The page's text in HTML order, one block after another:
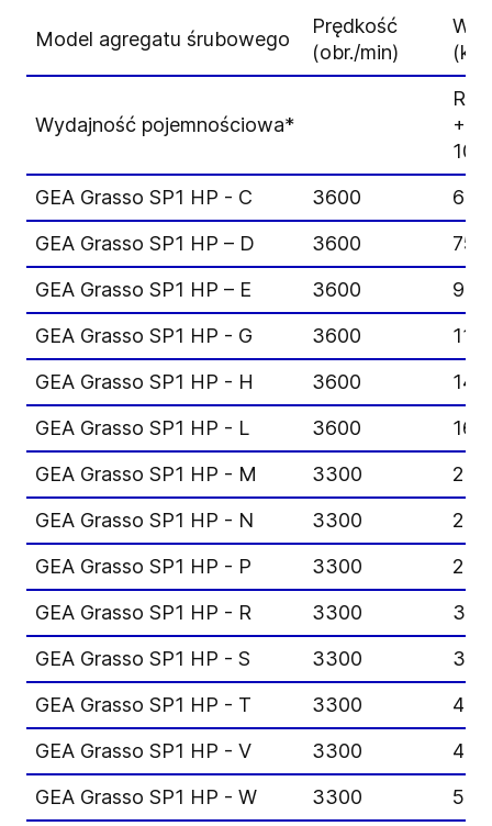
Model agregatu śrubowego
Prędkość
(obr./min)
Wydajność pojemnościowa*
10
GEA Grasso SP1 HP - C
3600
634
GEA Grasso SP1 HP – D
3600
752
GEA Grasso SP1 HP – E
3600
943
GEA Grasso SP1 HP - G
3600
1117
GEA Grasso SP1 HP - H
3600
GEA Grasso SP1 HP - L
3600
GEA Grasso SP1 HP - M
3300
GEA Grasso SP1 HP - N
3300
GEA Grasso SP1 HP - P
3300
GEA Grasso SP1 HP - R
3300
GEA Grasso SP1 HP - S
3300
GEA Grasso SP1 HP - T
3300
GEA Grasso SP1 HP - V
3300
GEA Grasso SP1 HP - W
3300